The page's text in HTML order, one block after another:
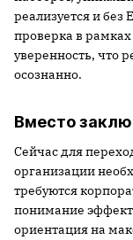
реализуется и без
проверка в
уверенность, что
осознанно.
Вместо
Сейчас для
организации
требуются
понимание
ориентация на